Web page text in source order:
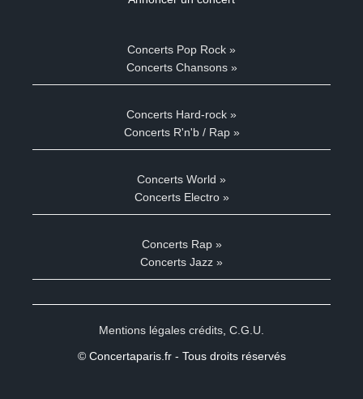
Concerts Pop Rock »
Concerts Chansons »
Concerts Hard-rock »
Concerts R'n'b / Rap »
Concerts World »
Concerts Electro »
Concerts Rap »
Concerts Jazz »
Mentions légales crédits C.G.U.
© Concertaparis.fr - Tous droits réservés